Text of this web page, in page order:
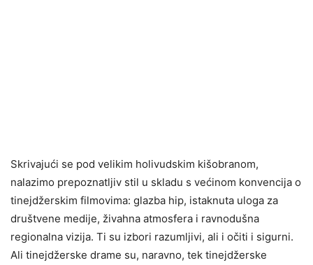
Skrivajući se pod velikim holivudskim kišobranom,
nalazimo prepoznatljiv stil u skladu s većinom konvencija o
tinejdžerskim filmovima: glazba hip, istaknuta uloga za
društvene medije, živahna atmosfera i ravnodušna
regionalna vizija. Ti su izbori razumljivi, ali i očiti i sigurni.
Ali tinejdžerske drame su, naravno, tek tinejdžerske